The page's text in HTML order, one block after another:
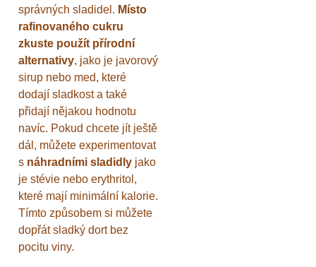
správných sladidel. Místo
rafinovaného cukru
zkuste použít přírodní
alternativy, jako je javorový
sirup nebo med, které
dodají sladkost a také
přidají nějakou hodnotu
navíc. Pokud chcete jít ještě
dál, můžete experimentovat
s náhradními sladidly jako
je stévie nebo erythritol,
které mají minimální kalorie.
Tímto způsobem si můžete
dopřát sladký dort bez
pocitu viny.